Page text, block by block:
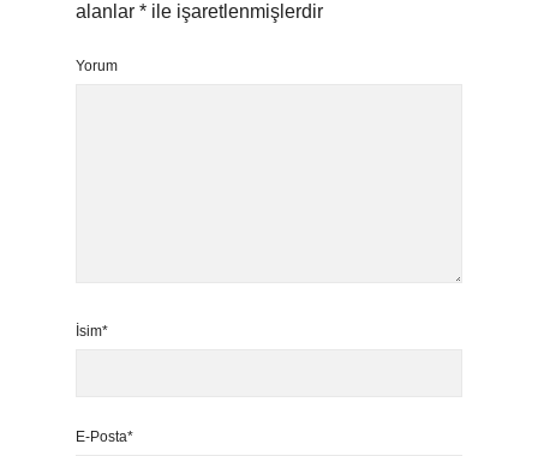
alanlar * ile işaretlenmişlerdir
Yorum
İsim*
E-Posta*